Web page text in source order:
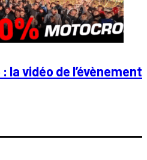
la vidéo de l’évènement